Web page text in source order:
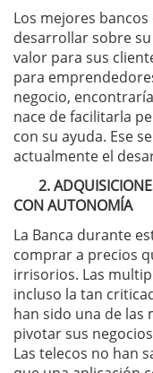
Los mejores
desarrollar sobre
valor para sus
para
negocio,
nace de facilitarla
con su ayuda. Ese
actualmente el
2.
CONAUTONOMÍA
La Banca durante
comprar a precios
irrisorios. Las
incluso la tan
han sido una de las
pivotar sus
Las telecos no han